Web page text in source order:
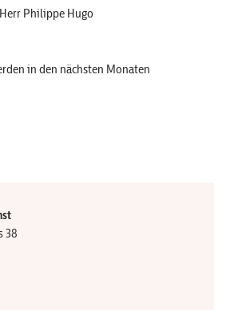
Philippe Hugo
in den nächsten Monaten
38